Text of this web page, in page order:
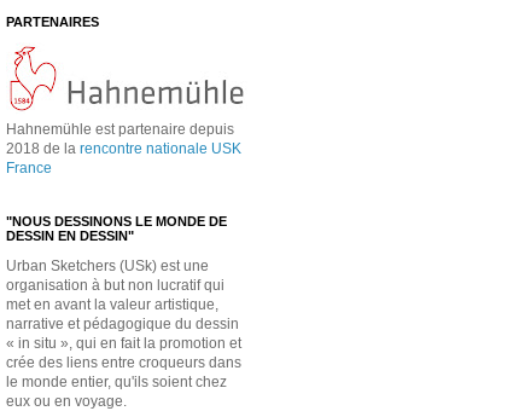
PARTENAIRES
Hahnemühle est partenaire depuis
2018 de la rencontre nationale USK
France
"NOUS DESSINONS LE MONDE DE
DESSIN EN DESSIN"
Urban Sketchers (USk) est une
organisation à but non lucratif qui
met en avant la valeur artistique,
narrative et pédagogique du dessin
« in situ », qui en fait la promotion et
crée des liens entre croqueurs dans
le monde entier, qu'ils soient chez
eux ou en voyage.